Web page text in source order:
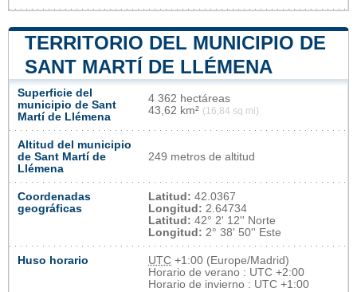
TERRITORIO DEL MUNICIPIO DE
SANT MARTÍ DE LLÉMENA
Superficie del
municipio de Sant
Martí de Llémena
4 362 hectáreas
43,62 km² (16,84 sq mi)
Altitud del municipio
de Sant Martí de
Llémena
249 metros de altitud
Coordenadas
geográficas
Latitud: 42.0367
Longitud: 2.64734
Latitud: 42° 2' 12'' Norte
Longitud: 2° 38' 50'' Este
Huso horario UTC +1:00 (Europe/Madrid)
Horario de verano : UTC +2:00
Horario de invierno : UTC +1:00